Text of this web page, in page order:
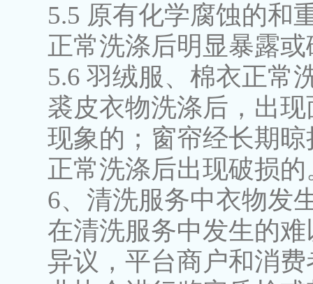
5.5 原有化学腐蚀的和
正常洗涤后明显暴露
5.6 羽绒服、棉衣正常
裘皮衣物洗涤后，出
现象的；窗帘经长期
正常洗涤后出现破损的
6、清洗服务中衣物发
在清洗服务中发生的
异议，平台商户和消